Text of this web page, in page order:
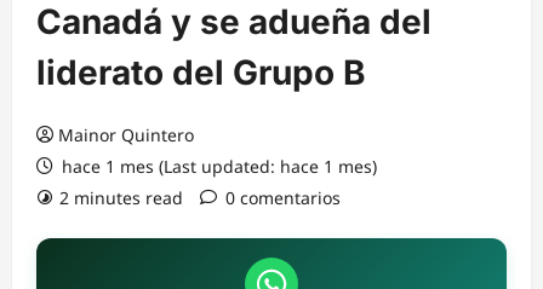
Canadá y se adueña del
liderato del Grupo B
Mainor Quintero
hace 1 mes (Last updated: hace 1 mes)
2 minutes read
0 comentarios